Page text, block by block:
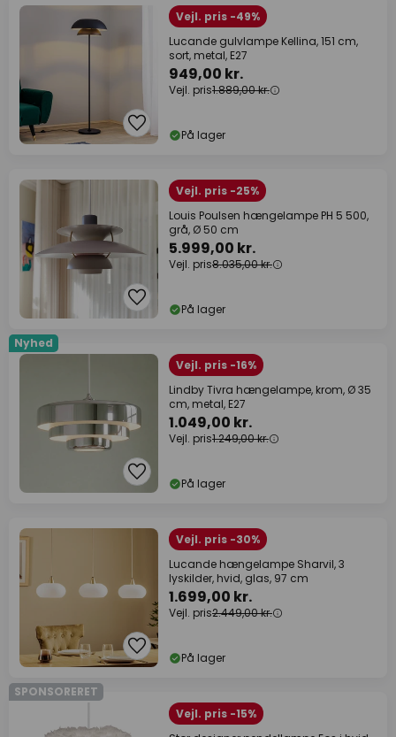
Vejl. pris -49%
Lucande gulvlampe Kellina, 151 cm,
sort, metal, E27
949,00 kr.
Vejl. pris1.889,00 kr.
På lager
Vejl. pris -25%
Louis Poulsen hængelampe PH 5 500,
grå, Ø 50 cm
5.999,00 kr.
Vejl. pris8.035,00 kr.
På lager
Nyhed
Vejl. pris -16%
Lindby Tivra hængelampe, krom, Ø 35
cm, metal, E27
1.049,00 kr.
Vejl. pris1.249,00 kr.
På lager
Vejl. pris -30%
Lucande hængelampe Sharvil, 3
lyskilder, hvid, glas, 97 cm
1.699,00 kr.
Vejl. pris2.449,00 kr.
På lager
SPONSORERET
Vejl. pris -15%